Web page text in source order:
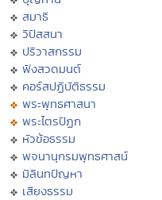
สมาธิ
วิปัสสนา
ปริวาสกรรม
ฟังสวดมนต์
คอร์สปฏิบัติธรรม
พระพุทธศาสนา
พระไตรปิฏก
หัวข้อธรรม
พจนานุกรมพุทธศาสน์
มิลินทปัญหา
เสียงธรรม